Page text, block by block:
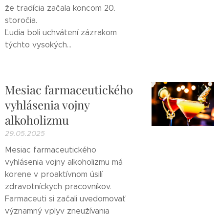
že tradícia začala koncom 20.
storočia.
Ľudia boli uchvátení zázrakom
týchto vysokých...
Mesiac farmaceutického
vyhlásenia vojny
alkoholizmu
29.05.2025
Mesiac farmaceutického
vyhlásenia vojny alkoholizmu má
korene v proaktívnom úsilí
zdravotníckych pracovníkov.
Farmaceuti si začali uvedomovať
významný vplyv zneužívania